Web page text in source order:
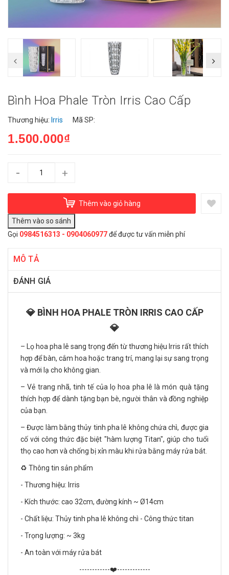
Bình Hoa Phale Tròn Irris Cao Cấp
Thương hiệu: Irris Mã SP:
1.500.000₫
- +
Thêm vào giỏ hàng
Gọi 0984516313 - 0904060977để được tư vấn miễn phí
MÔ TẢ
ĐÁNH GIÁ
💎 BÌNH HOA PHALE TRÒN IRRIS CAO CẤP
💎
– Lọ hoa pha lê sang trọng đến từ thương hiệu Irris rất thích
hợp để bàn, cắm hoa hoặc trang trí, mang lại sự sang trọng
và mới lạ cho không gian.
– Vẻ trang nhã, tinh tế của lọ hoa pha lê là món quà tặng
thích hợp để dành tặng bạn bè, người thân và đồng nghiệp
của bạn.
– Được làm bằng thủy tinh pha lê không chứa chì, được gia
cố với công thức đặc biệt "hàm lượng Titan", giúp cho tuổi
thọ cao hơn và chống bị xỉn màu khi rửa bằng máy rửa bát.
♻️ Thông tin sản phẩm
- Thương hiệu: Irris
- Kích thước: cao 32cm, đường kính ~ Ø14cm
- Chất liệu: Thủy tinh pha lê không chì - Công thức titan
- Trọng lượng: ~ 3kg
- An toàn với máy rửa bát
------------❤️-------------